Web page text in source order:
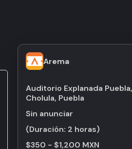
Arema
Auditorio Explanada
Cholula, Puebla
Sin anunciar
(Duración: 2 horas)
$350 - $1,200 MXN